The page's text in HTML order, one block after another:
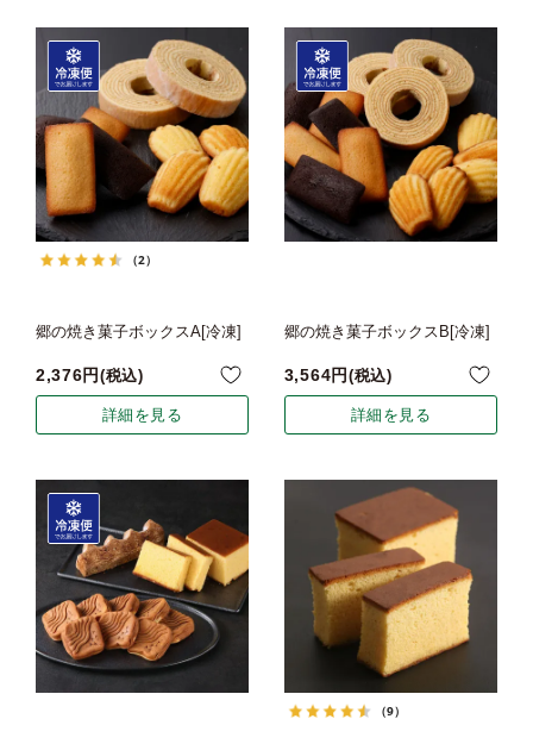
（2）
郷の焼き菓子ボックスA[冷凍]
2,376 税込
詳細を見る
郷の焼き菓子ボックスB[冷凍]
3,564 税込
詳細を見る
（9）